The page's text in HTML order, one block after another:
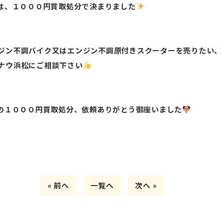
１０００円買取処分で決まりました
不調バイク又はエンジン不調原付きスクーターを売りたい
ウ浜松にご相談下さい
０００円買取処分、依頼ありがとう御座いました
« 前へ 一覧へ 次へ »